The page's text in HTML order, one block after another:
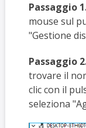
Passaggio
mouse sul
"Gestione
Passaggio
trovare il
clic con il
seleziona